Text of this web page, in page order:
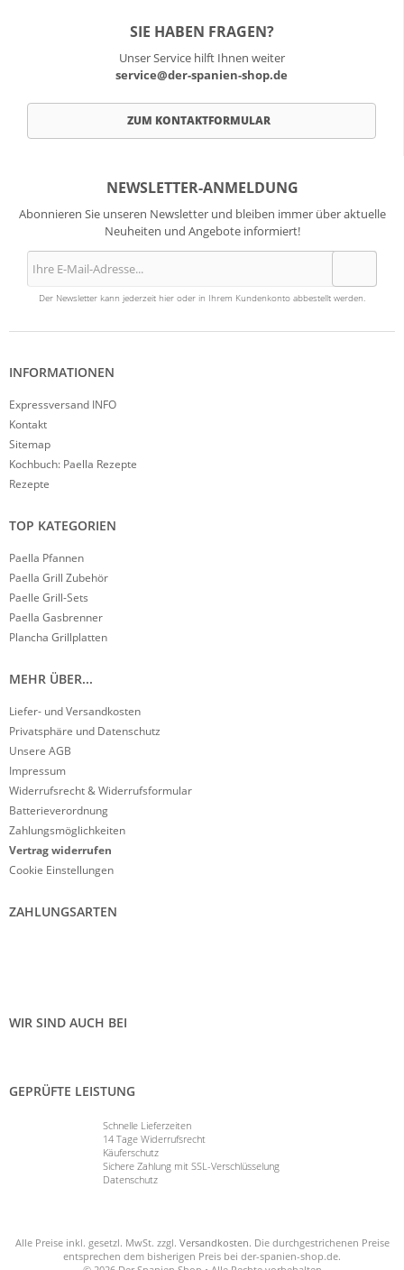
SIE HABEN FRAGEN?
Unser Service hilft Ihnen weiter
service@der-spanien-shop.de
ZUM KONTAKTFORMULAR
NEWSLETTER-ANMELDUNG
Abonnieren Sie unseren Newsletter und bleiben immer über aktuelle
Neuheiten und Angebote informiert!
Der Newsletter kann jederzeit hier oder in Ihrem Kundenkonto abbestellt werden.
INFORMATIONEN
Expressversand INFO
Kontakt
Sitemap
Kochbuch: Paella Rezepte
Rezepte
TOP KATEGORIEN
Paella Pfannen
Paella Grill Zubehör
Paelle Grill-Sets
Paella Gasbrenner
Plancha Grillplatten
MEHR ÜBER...
Liefer- und Versandkosten
Privatsphäre und Datenschutz
Unsere AGB
Impressum
Widerrufsrecht & Widerrufsformular
Batterieverordnung
Zahlungsmöglichkeiten
Vertrag widerrufen
Cookie Einstellungen
ZAHLUNGSARTEN
WIR SIND AUCH BEI
GEPRÜFTE LEISTUNG
Schnelle Lieferzeiten
14 Tage Widerrufsrecht
Käuferschutz
Sichere Zahlung mit SSL-Verschlüsselung
Datenschutz
Alle Preise inkl. gesetzl. MwSt. zzgl. Versandkosten. Die durchgestrichenen Preise
entsprechen dem bisherigen Preis bei der-spanien-shop.de.